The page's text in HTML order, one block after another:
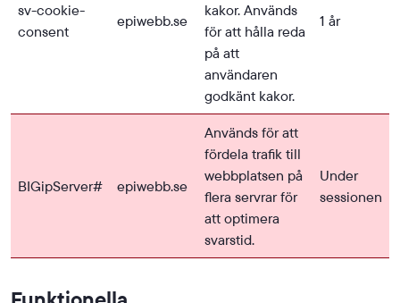
sv-cookie-
consent
epiwebb.se
kakor. Används
för att hålla reda
på att
användaren
godkänt kakor.
1 år
BIGipServer# epiwebb.se
Används för att
fördela trafik till
webbplatsen på
flera servrar för
att optimera
svarstid.
Under
sessionen